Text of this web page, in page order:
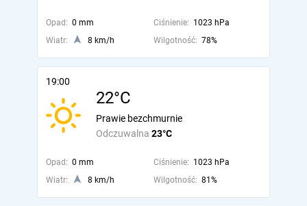
Opad: 0 mm Ciśnienie: 1023 hPa
Wiatr:
8 km/h Wilgotność: 78%
19:00
22°C
Odczuwalna 23°C
Prawie bezchmurnie
Opad: 0 mm Ciśnienie: 1023 hPa
Wiatr:
8 km/h Wilgotność: 81%